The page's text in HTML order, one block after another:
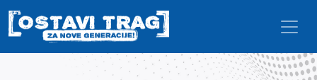
Skip to main content